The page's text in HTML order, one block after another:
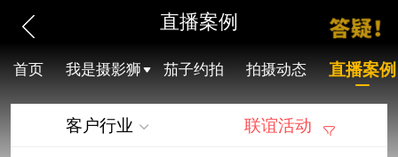
直播案例
首页 我是摄影狮 茄子约拍 拍摄动态 直播案例
客户行业 联谊活动